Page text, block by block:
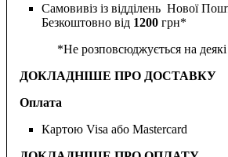
Самовивіз із відділень Нової
Безкоштовно від 1200 грн*
*Не розповсюджується на деякі
ДОКЛАДНІШЕ ПРО ДОСТАВКУ
Оплата
Картою Visa або Mastercard